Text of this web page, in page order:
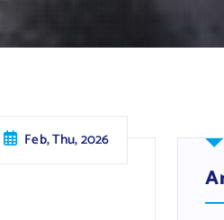
Feb, Thu, 2026